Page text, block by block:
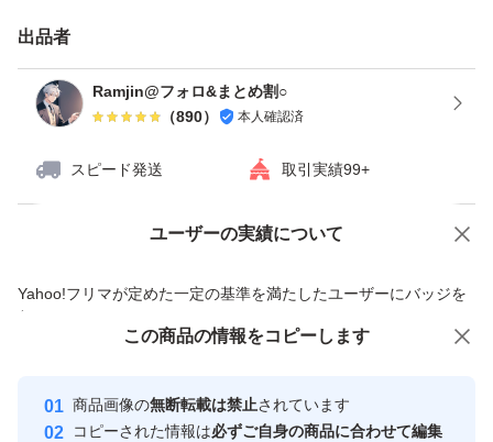
出品者
Ramjin@フォロ&まとめ割○
（890） 本人確認済
スピード発送 取引実績99+
ユーザーの実績について
Yahoo!フリマが定めた一定の基準を満たしたユーザーにバッジを
付与しています
安心取引出品者
心・安全なユーザーです
価格の相談 商品への質問
この商品の情報をコピーします
商品画像の無断転載は禁止されています
コピーされた情報は必ずご自身の商品に合わせて編集
この商品をみている人にオススメ